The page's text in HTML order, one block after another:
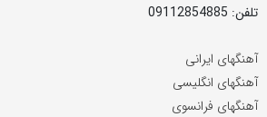
تلفن: 09112854885
آهنگهای ایرانی
آهنگهای انگلیسی
آهنگهای فرانسوی